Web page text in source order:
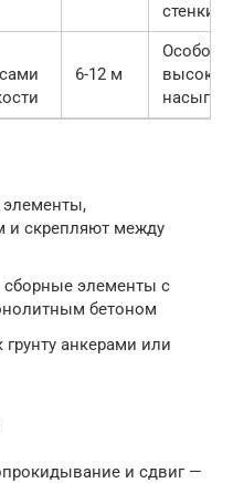
стенки
6-12 м
Особо
высокие
насыпи
и скрепляют между
элементы с
бетоном
грунту анкерами или
и сдвиг —